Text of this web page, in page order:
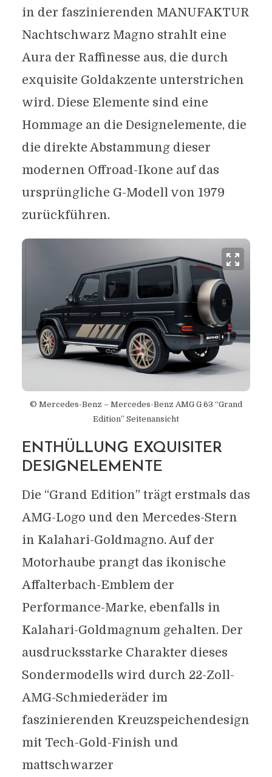
in der faszinierenden MANUFAKTUR
Nachtschwarz Magno strahlt eine
Aura der Raffinesse aus, die durch
exquisite Goldakzente unterstrichen
wird. Diese Elemente sind eine
Hommage an die Designelemente, die
die direkte Abstammung dieser
modernen Offroad-Ikone auf das
ursprüngliche G-Modell von 1979
zurückführen.
© Mercedes-Benz – Mercedes-Benz AMG G 63 “Grand
Edition” Seitenansicht
ENTHÜLLUNG EXQUISITER
DESIGNELEMENTE
Die “Grand Edition” trägt erstmals das
AMG-Logo und den Mercedes-Stern
in Kalahari-Goldmagno. Auf der
Motorhaube prangt das ikonische
Affalterbach-Emblem der
Performance-Marke, ebenfalls in
Kalahari-Goldmagnum gehalten. Der
ausdrucksstarke Charakter dieses
Sondermodells wird durch 22-Zoll-
AMG-Schmiederäder im
faszinierenden Kreuzspeichendesign
mit Tech-Gold-Finish und
mattschwarzer